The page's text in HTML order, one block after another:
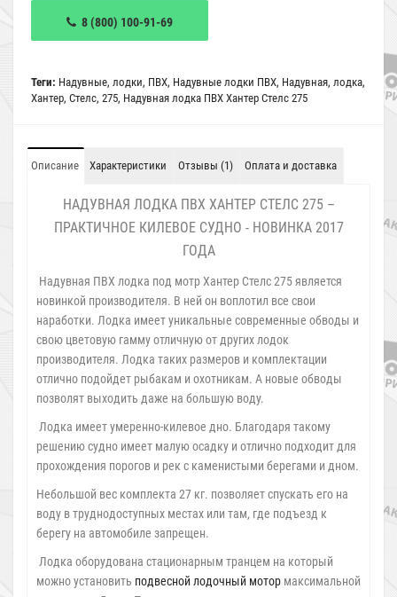
8 (800) 100-91-69
Теги: Надувные, лодки, ПВХ, Надувные лодки ПВХ, Надувная, лодка,
Хантер, Стелс, 275, Надувная лодка ПВХ Хантер Стелс 275
Описание Характеристики Отзывы (1) Оплата и доставка
НАДУВНАЯ ЛОДКА ПВХ ХАНТЕР СТЕЛС 275 –
ПРАКТИЧНОЕ КИЛЕВОЕ СУДНО - НОВИНКА 2017
ГОДА
Надувная ПВХ лодка под мотр Хантер Стелс 275 является
новинкой производителя. В ней он воплотил все свои
наработки. Лодка имеет уникальные современные обводы и
свою цветовую гамму отличную от других лодок
производителя. Лодка таких размеров и комплектации
отлично подойдет рыбакам и охотникам. А новые обводы
позволят выходить даже на большую воду.
Лодка имеет умеренно-килевое дно. Благодаря такому
решению судно имеет малую осадку и отлично подходит для
прохождения порогов и рек с каменистыми берегами и дном.
Небольшой вес комплекта 27 кг. позволяет спускать его на
воду в труднодоступных местах или там, где подъезд к
берегу на автомобиле запрещен.
Лодка оборудована стационарным транцем на который
можно установить подвесной лодочный мотор максимальной